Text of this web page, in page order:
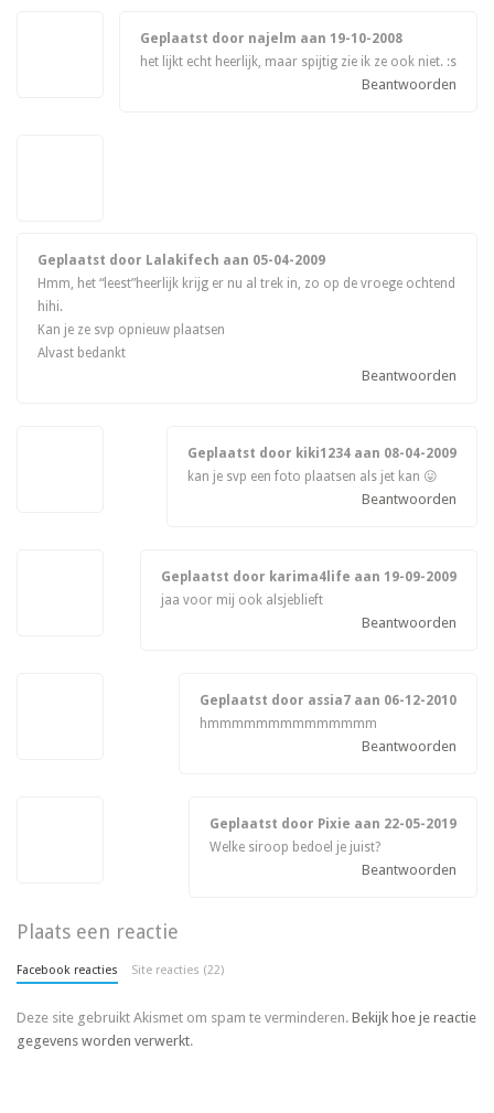
Geplaatst door najelm aan 19-10-2008
het lijkt echt heerlijk, maar spijtig zie ik ze ook niet. :s
Beantwoorden
Geplaatst door Lalakifech aan 05-04-2009
Hmm, het “leest”heerlijk krijg er nu al trek in, zo op de vroege ochtend
hihi.
Kan je ze svp opnieuw plaatsen
Alvast bedankt
Beantwoorden
Geplaatst door kiki1234 aan 08-04-2009
kan je svp een foto plaatsen als jet kan 😛
Beantwoorden
Geplaatst door karima4life aan 19-09-2009
jaa voor mij ook alsjeblieft
Beantwoorden
Geplaatst door assia7 aan 06-12-2010
hmmmmmmmmmmmmmm
Beantwoorden
Geplaatst door Pixie aan 22-05-2019
Welke siroop bedoel je juist?
Beantwoorden
Plaats een reactie
Facebook reacties Site reacties (22)
Deze site gebruikt Akismet om spam te verminderen.Bekijk hoe je reactie
gegevens worden verwerkt.